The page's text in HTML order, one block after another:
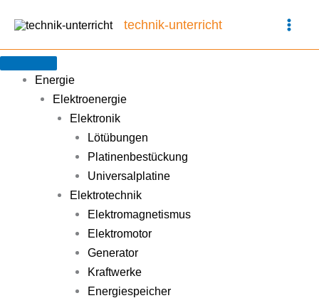
Inhalt
springen
technik-unterricht
Energie
Elektroenergie
Elektronik
Lötübungen
Platinenbestückung
Universalplatine
Elektrotechnik
Elektromagnetismus
Elektromotor
Generator
Kraftwerke
Energiespeicher